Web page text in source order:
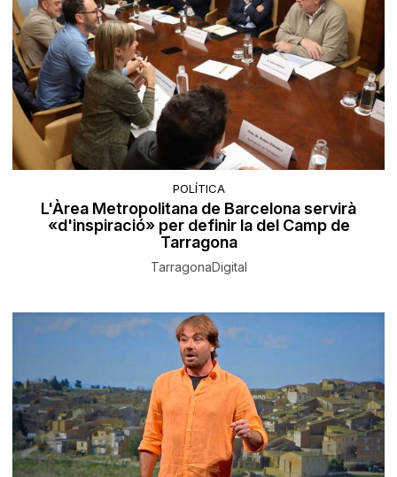
POLÍTICA
L'Àrea Metropolitana de Barcelona servirà
«d'inspiració» per definir la del Camp de
Tarragona
TarragonaDigital